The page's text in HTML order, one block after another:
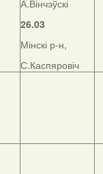
А.Вінчэўскі
26.03
Мінскі р-н,
С.Каспяровіч